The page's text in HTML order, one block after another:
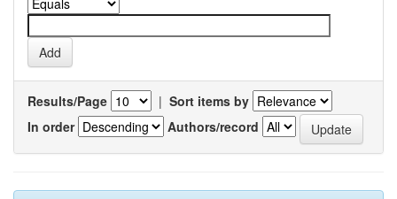
Results/Page | Sort items by
In order
Authors/record